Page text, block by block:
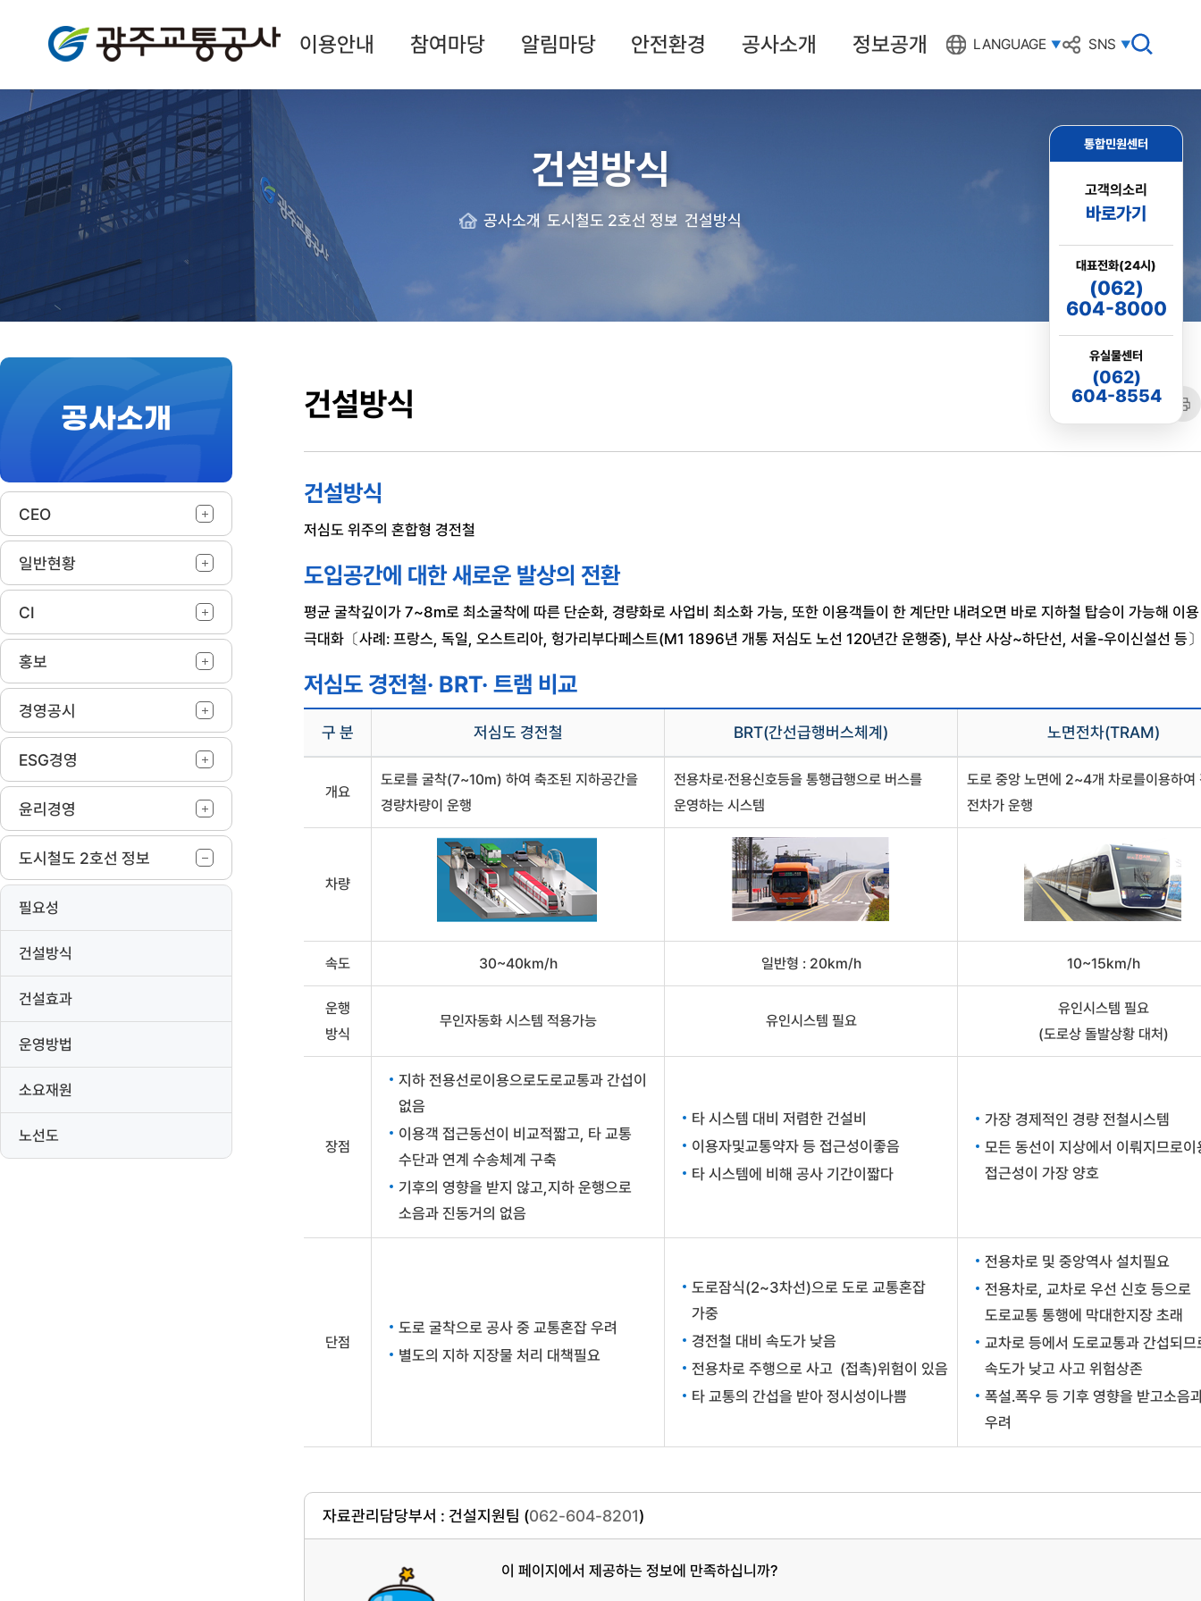
광주교통공사
이용안내 참여마당 알림마당 안전환경 공사소개 정보공개 LANGUAGE SNS
검
색
열
통합민원센터
고객의소리
바로가기
대표전화(24시)
(062)
604-8000
유실물센터
(062)
604-8554
건설방식
공사소개 도시철도 2호선 정보 건설방식
공유
링크
프린
트
공사소개
CEO
일반현황
CI
홍보
경영공시
ESG경영
윤리경영
도시철도 2호선 정보
필요성
건설방식
건설효과
운영방법
소요재원
노선도
본
건설방식
건설방식
저심도 위주의 혼합형 경전철
도입공간에 대한 새로운 발상의 전환
평균 굴착깊이가 7~8m로 최소굴착에 따른 단순화, 경량화로 사업비 최소화 가능, 또한 이용객들이 한 계단만 내려오면 바로 지하철 탑승이 가능해 이
극대화〔사례: 프랑스, 독일, 오스트리아, 헝가리부다페스트(M1 1896년 개통 저심도 노선 120년간 운행중), 부산 사상~하단선, 서울-우이신설선 등
저심도 경전철· BRT· 트램 비교
전
BRT·
구 분 저심도 경전철 BRT(간선급행버스체계) 노면전차(TRAM)
개요
도로를 굴착(7~10m) 하여 축조된 지하공간을
경량차량이 운행
전용차로·전용신호등을 통행급행으로 버스를
운영하는 시스템
도로 중앙 노면에 2~4개 차로를이용하여
전차가 운행
차량
속도 30~40km/h 일반형 : 20km/h 10~15km/h
운행
방식
무인자동화 시스템 적용가능 유인시스템 필요
유인시스템 필요
(도로상 돌발상황 대처)
장점
지하 전용선로이용으로도로교통과 간섭이
없음
이용객 접근동선이 비교적짧고, 타 교통
수단과 연계 수송체계 구축
기후의 영향을 받지 않고,지하 운행으로
소음과 진동거의 없음
타 시스템 대비 저렴한 건설비
이용자및교통약자 등 접근성이좋음
타 시스템에 비해 공사 기간이짧다
가장 경제적인 경량 전철시스템
모든 동선이 지상에서 이뤄지므로이
접근성이 가장 양호
단점
도로 굴착으로 공사 중 교통혼잡 우려
별도의 지하 지장물 처리 대책필요
도로잠식(2~3차선)으로 도로 교통혼잡
가중
경전철 대비 속도가 낮음
전용차로 주행으로 사고 (접촉)위험이 있음
타 교통의 간섭을 받아 정시성이나쁨
전용차로 및 중앙역사 설치필요
전용차로, 교차로 우선 신호 등으로
도로교통 통행에 막대한지장 초래
교차로 등에서 도로교통과 간섭되므
속도가 낮고 사고 위험상존
폭설․폭우 등 기후 영향을 받고소음
우려
자료관리담당부서 : 건설지원팀 (062-604-8201)
이 페이지에서 제공하는 정보에 만족하십니까?